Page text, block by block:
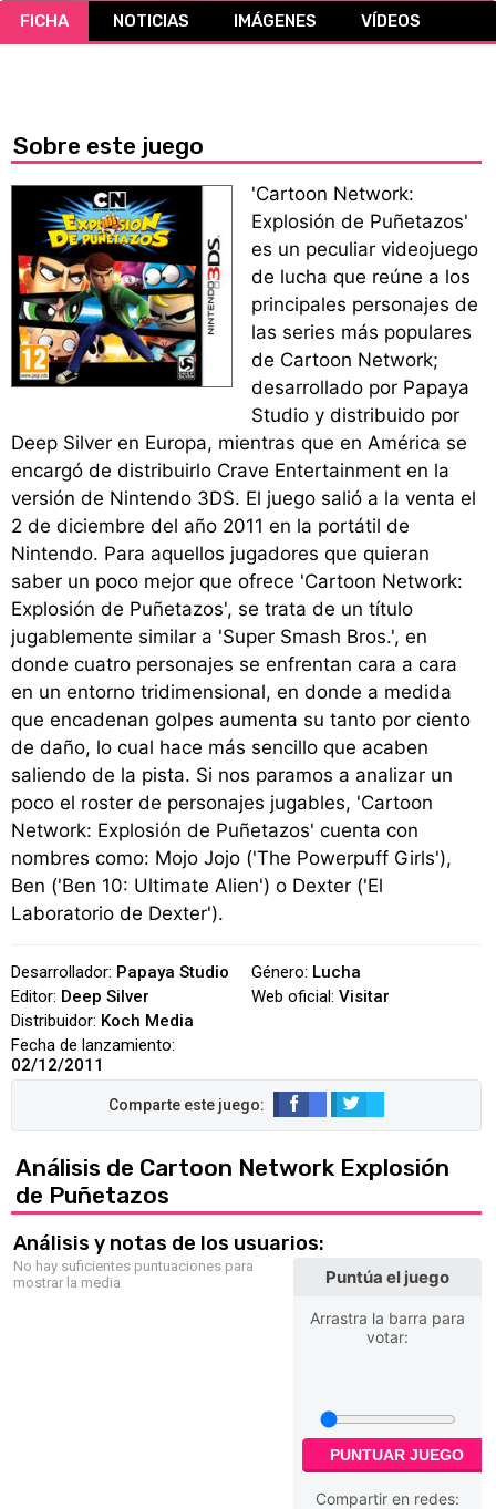
CÓMICS
FICHA NOTICIAS IMÁGENES VÍDEOS
Sobre este juego
'Cartoon Network:
Explosión de Puñetazos'
es un peculiar videojuego
de lucha que reúne a los
principales personajes de
las series más populares
de Cartoon Network;
desarrollado por Papaya
Studio y distribuido por
Deep Silver en Europa, mientras que en América se
encargó de distribuirlo Crave Entertainment en la
versión de Nintendo 3DS. El juego salió a la venta el
2 de diciembre del año 2011 en la portátil de
Nintendo. Para aquellos jugadores que quieran
saber un poco mejor que ofrece 'Cartoon Network:
Explosión de Puñetazos', se trata de un título
jugablemente similar a 'Super Smash Bros.', en
donde cuatro personajes se enfrentan cara a cara
en un entorno tridimensional, en donde a medida
que encadenan golpes aumenta su tanto por ciento
de daño, lo cual hace más sencillo que acaben
saliendo de la pista. Si nos paramos a analizar un
poco el roster de personajes jugables, 'Cartoon
Network: Explosión de Puñetazos' cuenta con
nombres como: Mojo Jojo ('The Powerpuff Girls'),
Ben ('Ben 10: Ultimate Alien') o Dexter ('El
Laboratorio de Dexter').
Desarrollador: Papaya Studio
Editor: Deep Silver
Distribuidor: Koch Media
Fecha de lanzamiento:
02/12/2011
Género: Lucha
Web oficial: Visitar
Análisis de Cartoon Network Explosión
de Puñetazos
Análisis y notas de los usuarios:
No hay suficientes puntuaciones para
mostrar la media
Puntúa el juego
Arrastra la barra para
votar:
PUNTUAR JUEGO
Compartir en redes: